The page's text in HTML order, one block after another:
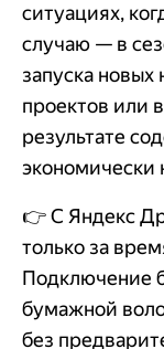
ситуациях,
случаю — в
запуска
проектов или
результате
экономически
👉 С Яндекс
только за
Подключение
бумажной
без